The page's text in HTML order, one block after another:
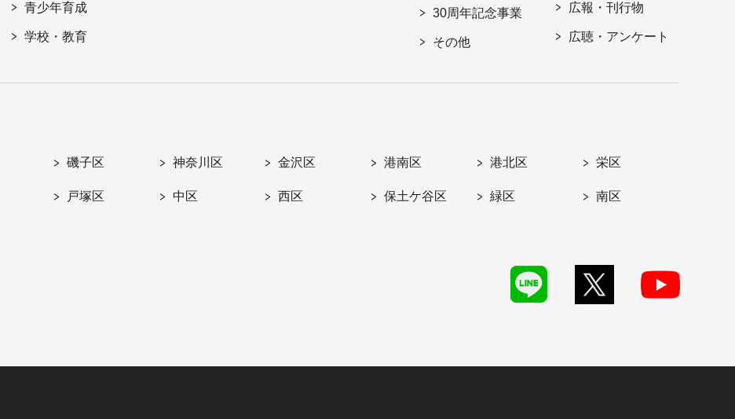
青少年育成
学校・教育
30周年記念事業
その他
広報・刊行物
広聴・アンケート
磯子区 神奈川区 金沢区 港南区 港北区 栄区
戸塚区 中区 西区 保土ケ谷区 緑区 南区